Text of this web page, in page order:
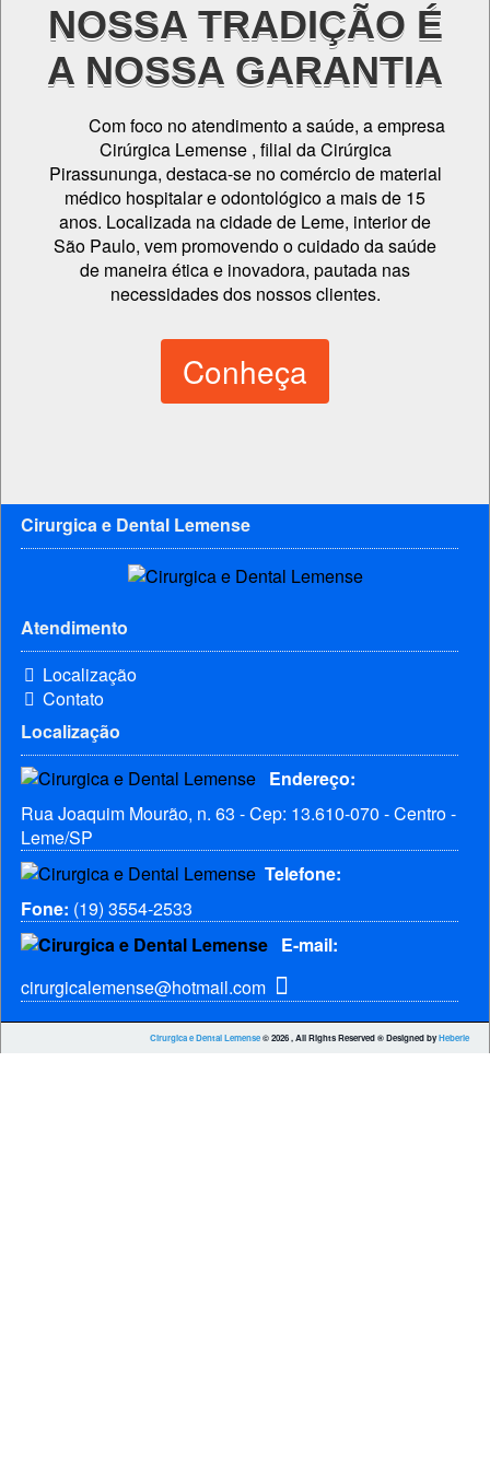
NOSSA TRADIÇÃO É
A NOSSA GARANTIA
Com foco no atendimento a saúde, a empresa
Cirúrgica Lemense , filial da Cirúrgica
Pirassununga, destaca-se no comércio de material
médico hospitalar e odontológico a mais de 15
anos. Localizada na cidade de Leme, interior de
São Paulo, vem promovendo o cuidado da saúde
de maneira ética e inovadora, pautada nas
necessidades dos nossos clientes.
Conheça
Cirurgica e Dental Lemense
Atendimento
Localização
Contato
Localização
Endereço:
Rua Joaquim Mourão, n. 63 - Cep: 13.610-070 - Centro -
Leme/SP
Telefone:
Fone: (19) 3554-2533
E-mail:
cirurgicalemense@hotmail.com
Cirurgica e Dental Lemense© 2026 , All Rights Reserved ® Designed byHeberle